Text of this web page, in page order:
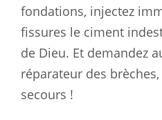
fondations, injectez
fissures le ciment
de Dieu. Et demandez
réparateur des
secours !